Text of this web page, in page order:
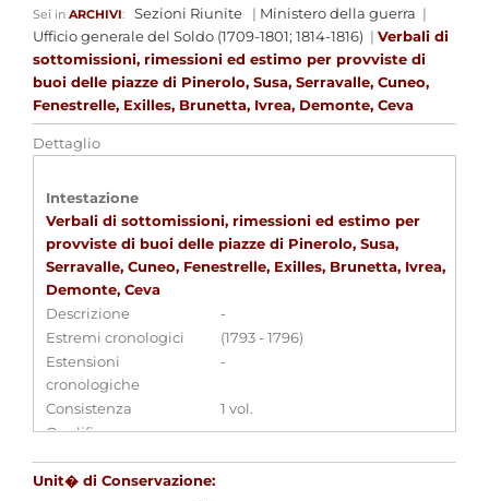
Sei in ARCHIVI: Sezioni Riunite | Ministero della guerra |
Ufficio generale del Soldo (1709-1801; 1814-1816) | Verbali di
sottomissioni, rimessioni ed estimo per provviste di
buoi delle piazze di Pinerolo, Susa, Serravalle, Cuneo,
Fenestrelle, Exilles, Brunetta, Ivrea, Demonte, Ceva
Dettaglio
Intestazione
Verbali di sottomissioni, rimessioni ed estimo per
provviste di buoi delle piazze di Pinerolo, Susa,
Serravalle, Cuneo, Fenestrelle, Exilles, Brunetta, Ivrea,
Demonte, Ceva
Descrizione
-
Estremi cronologici
(1793 - 1796)
Estensioni
cronologiche
-
Consistenza
1 vol.
Qualifica
-
Unit� di Conservazione: